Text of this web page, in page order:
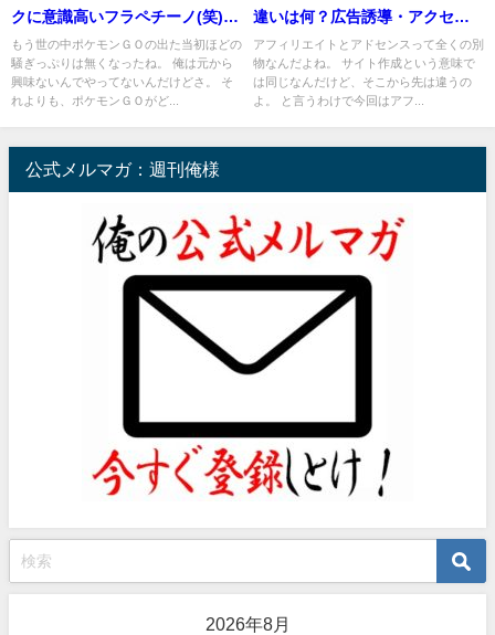
クに意識高いフラペチーノ(笑)と
か
もう世の中ポケモンＧＯの出た当初ほどの
騒ぎっぷりは無くなったね。 俺は元から
興味ないんでやってないんだけどさ。 そ
れよりも、ポケモンＧＯがど...
違いは何？広告誘導・アクセ
ス・キーワード選定はどうする
のよ
アフィリエイトとアドセンスって全くの別
物なんだよね。 サイト作成という意味で
は同じなんだけど、そこから先は違うの
よ。 と言うわけで今回はアフ...
公式メルマガ：週刊俺様
2026年8月